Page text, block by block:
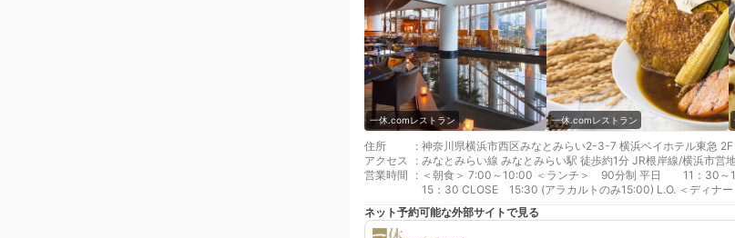
一休.comレストラン 一休.comレストラン
住所 : 神奈川県横浜市西区みなとみらい2-3-7 横浜ベイホテル東急 2F
アクセス
: みなとみらい線 みなとみらい駅 徒歩約1分 JR根岸線/横浜市営
営業時間
: ＜朝食＞ 7:00～10:00 ＜ランチ＞ 90分制 平日 11：30～15：00 CLOSE 14:30 (デザートのみ15:00) L.O. 土日祝 11：30～
15：30 CLOSE 15:30 (アラカルトのみ15:00) L.O. ＜ディナー＞ 120分制 月・火・水・金・日・祝 17：00～21：00
21:00 CLOSE 土 17:00～/19:30～ (二部制
ネット予約可能な外部サイトで見る